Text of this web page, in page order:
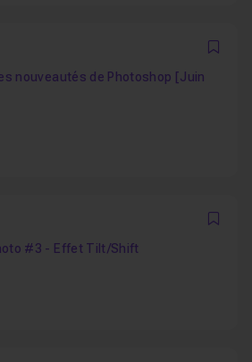
nouveautés de Photoshop [Juin
#3 - Effet Tilt/Shift